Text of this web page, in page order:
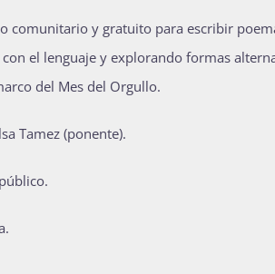
comunitario y gratuito para escribir
el lenguaje y explorando formas
del Mes del Orgullo.
Tamez (ponente).